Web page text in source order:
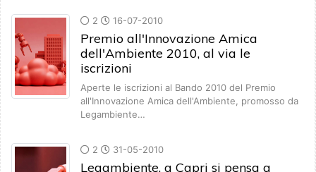
2 16-07-2010
Premio all'Innovazione Amica
dell'Ambiente 2010, al via le
iscrizioni
Aperte le iscrizioni al Bando 2010 del Premio
all'Innovazione Amica dell'Ambiente, promosso da
Legambiente…
2 31-05-2010
Legambiente, a Capri si pensa a